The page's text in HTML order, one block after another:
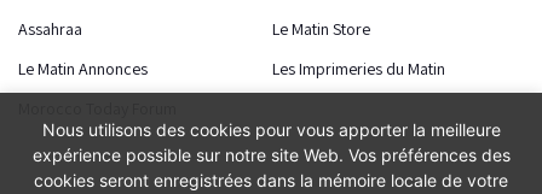
Assahraa
Le Matin Store
Le Matin Annonces
Les Imprimeries du Matin
Nous utilisons des cookies pour vous apporter la meilleure
expérience possible sur notre site Web. Vos préférences des
cookies seront enregistrées dans la mémoire locale de votre